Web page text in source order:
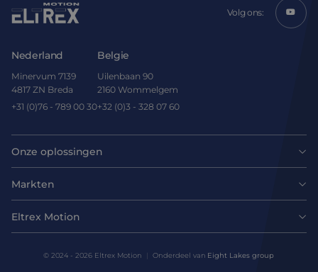
Volg ons:
Nederland
Minervum 7139
4817 ZN Breda
+31 (0)76 - 789 00 30
Belgie
Uilenbaan 90
2160 Wommelgem
+32 (0)3 - 328 07 60
Onze oplossingen
Motoren
Drives & controllers
Mechanicals
Markten
Agri-food
Eltrex Motion
© 2024 - 2026 Eltrex Motion Onderdeel van Eight Lakes group